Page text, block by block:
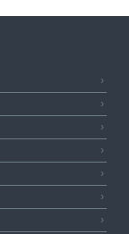
›
›
›
›
›
›
›